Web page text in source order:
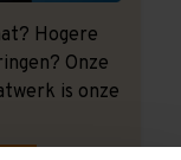
Hogere
Onze
is onze